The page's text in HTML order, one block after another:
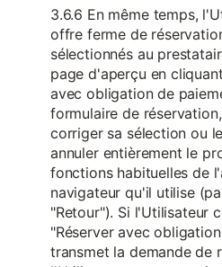
3.6.6 En même temps,
offre ferme de
sélectionnés au
page d'aperçu en
avec obligation de
formulaire de
corriger sa sélection ou
annuler entièrement le
fonctions habituelles de
navigateur qu'il utilise
"Retour"). Si l'Utilisateur
"Réserver avec
transmet la demande de